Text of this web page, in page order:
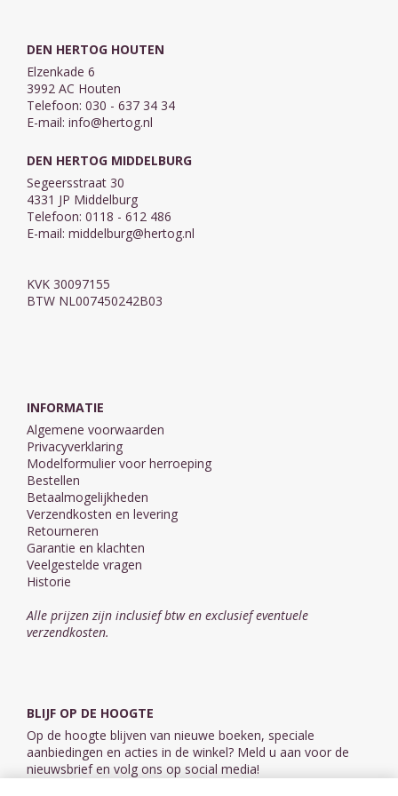
DEN HERTOG HOUTEN
Elzenkade 6
3992 AC Houten
Telefoon: 030 - 637 34 34
E-mail: info@hertog.nl
DEN HERTOG MIDDELBURG
Segeersstraat 30
4331 JP Middelburg
Telefoon: 0118 - 612 486
E-mail: middelburg@hertog.nl
KVK 30097155
BTW NL007450242B03
INFORMATIE
Algemene voorwaarden
Privacyverklaring
Modelformulier voor herroeping
Bestellen
Betaalmogelijkheden
Verzendkosten en levering
Retourneren
Garantie en klachten
Veelgestelde vragen
Historie
Alle prijzen zijn inclusief btw en exclusief eventuele
verzendkosten.
BLIJF OP DE HOOGTE
Op de hoogte blijven van nieuwe boeken, speciale
aanbiedingen en acties in de winkel? Meld u aan voor de
nieuwsbrief en volg ons op social media!